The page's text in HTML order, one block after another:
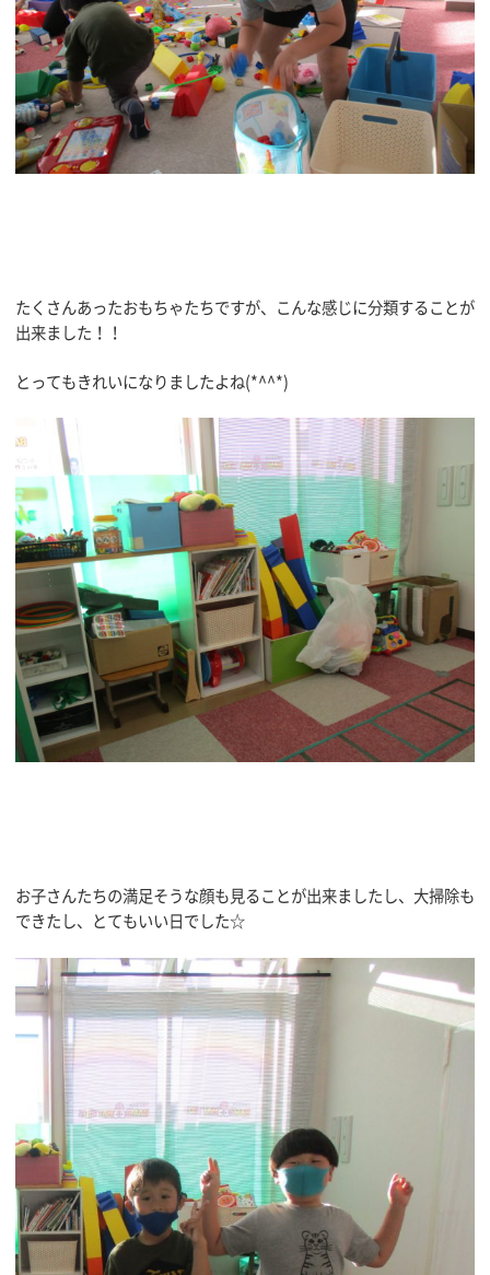
たくさんあったおもちゃたちですが、こんな感じに分類することが
出来ました！！
とってもきれいになりましたよね(*^^*)
お子さんたちの満足そうな顔も見ることが出来ましたし、大掃除も
できたし、とてもいい日でした☆